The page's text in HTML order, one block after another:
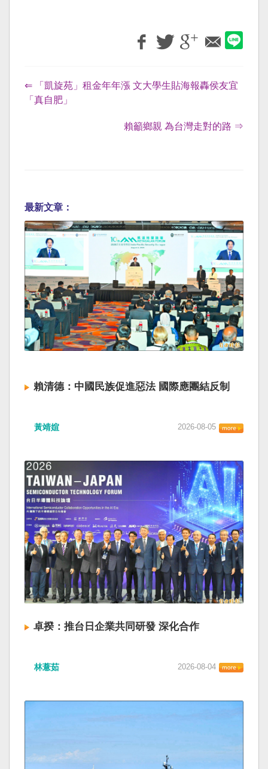
⇐ 「凱旋苑」租金年年漲 文大學生貼海報轟侯友宜
「真自肥」
賴籲鄉親 為台灣走對的路 ⇒
最新文章：
賴清德：中國民族促進惡法 國際應團結反制
黃靖媗 2026-08-05
卓揆：推台日企業共同研發 深化合作
林薏茹 2026-08-04